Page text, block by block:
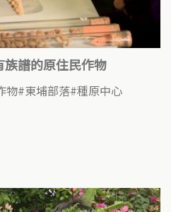
譜的原住民作物
物 東埔部落 種原中心